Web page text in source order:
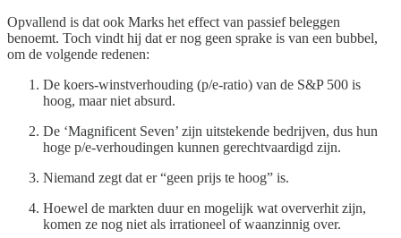
Opvallend is dat ook Marks het effect van passief beleggen
benoemt. Toch vindt hij dat er nog geen sprake is van een bubbel,
om de volgende redenen:
De koers-winstverhouding (p/e-ratio) van de S&P 500 is
hoog, maar niet absurd.
De ‘Magnificent Seven’ zijn uitstekende bedrijven, dus hun
hoge p/e-verhoudingen kunnen gerechtvaardigd zijn.
Niemand zegt dat er “geen prijs te hoog” is.
Hoewel de markten duur en mogelijk wat oververhit zijn,
komen ze nog niet als irrationeel of waanzinnig over.